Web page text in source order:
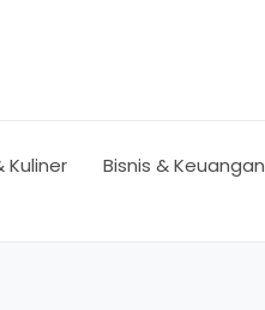
Kuliner Bisnis & Keuangan